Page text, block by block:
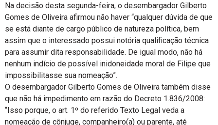
Na decisão desta segunda-feira, o desembargador Gilberto
Gomes de Oliveira afirmou não haver “qualquer dúvida de que
se está diante de cargo público de natureza política, bem
assim que o interessado possui notória qualificação técnica
para assumir dita responsabilidade. De igual modo, não há
nenhum indício de possível inidoneidade moral de Filipe que
impossibilitasse sua nomeação”.
O desembargador Gilberto Gomes de Oliveira também disse
que não há impedimento em razão do Decreto 1.836/2008:
“Isso porque, o art. 1º do referido Texto Legal veda a
nomeação de cônjuge, companheiro(a) ou parente, até